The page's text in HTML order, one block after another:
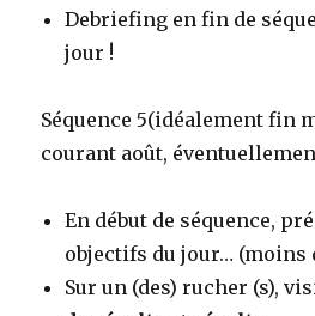
Debriefing en fin de
jour !
Séquence 5(idéalement fin
courant août,
En début de séquence,
objectifs du jour… (moins
Sur un (des) rucher (s),